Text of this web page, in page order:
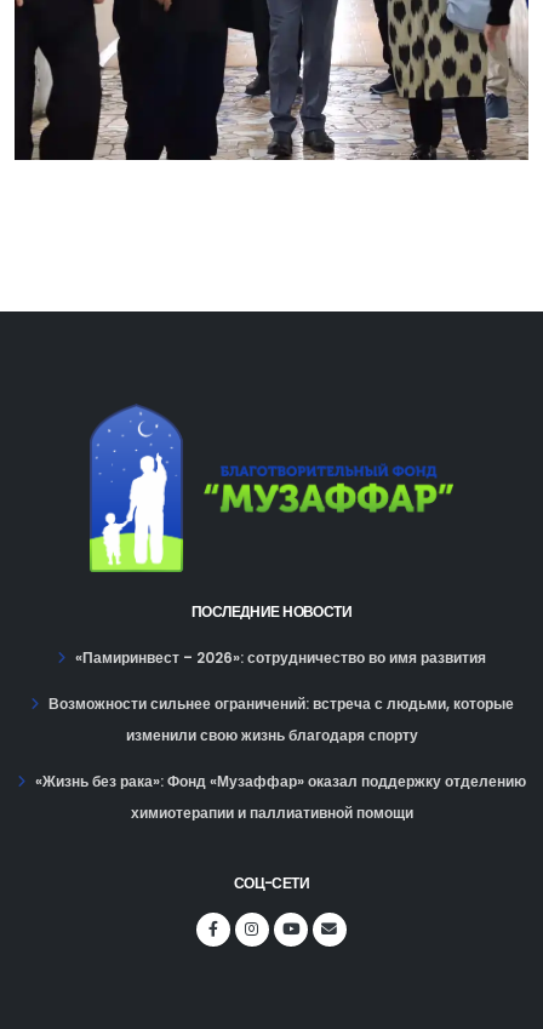
ПОСЛЕДНИЕ НОВОСТИ
«Памиринвест – 2026»: сотрудничество во имя развития
Возможности сильнее ограничений: встреча с людьми, которые
изменили свою жизнь благодаря спорту
«Жизнь без рака»: Фонд «Музаффар» оказал поддержку отделению
химиотерапии и паллиативной помощи
СОЦ-СЕТИ